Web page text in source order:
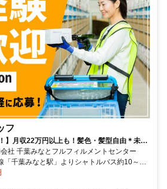
フ
】月収22万円以上も！髪色・髪型自由＊未経
レア求人です◎長期で安定雇用可能！時給
社 千葉みなとフルフィルメントセンター
「千葉みなと駅」よりシャトルバス約10～15
駅」よりシャトルバス約20～30分 ※シャトル
勤可 ※車通勤可、バイク通勤不可